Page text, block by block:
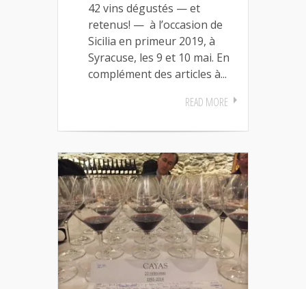
42 vins dégustés — et
retenus! — à l’occasion de
Sicilia en primeur 2019, à
Syracuse, les 9 et 10 mai. En
complément des articles à...
READ MORE